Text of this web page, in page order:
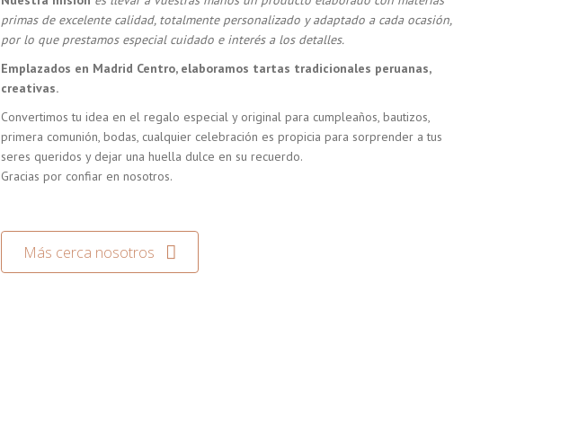
primas de excelente calidad, totalmente personalizado y adaptado a cada ocasión,
por lo que prestamos especial cuidado e interés a los detalles.
Emplazados en Madrid Centro, elaboramos tartas tradicionales peruanas,
creativas.
Convertimos tu idea en el regalo especial y original para cumpleaños, bautizos,
primera comunión, bodas, cualquier celebración es propicia para sorprender a tus
seres queridos y dejar una huella dulce en su recuerdo.
Gracias por confiar en nosotros.
Más cerca nosotros